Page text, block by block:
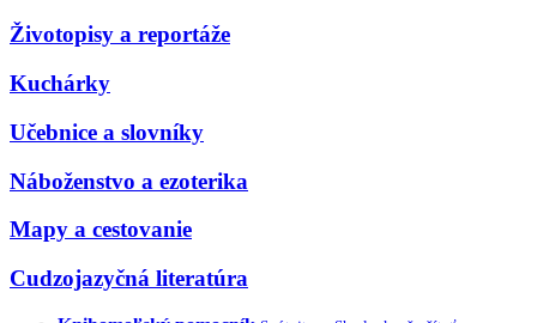
Životopisy a reportáže
Kuchárky
Učebnice a slovníky
Náboženstvo a ezoterika
Mapy a cestovanie
Cudzojazyčná literatúra